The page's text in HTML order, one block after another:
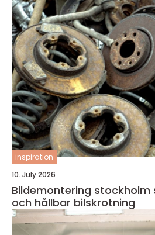
inspiration
10. July 2026
Bildemontering stockholm så fungerar trygg
och hållbar bilskrotning